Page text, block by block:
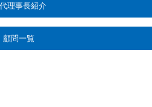
理事長紹介
顧問一覧